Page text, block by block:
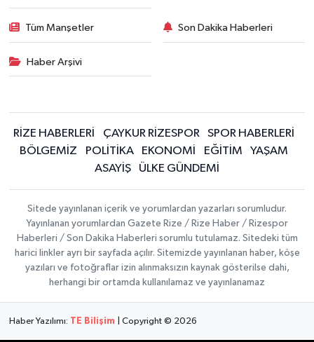
Tüm Manşetler Son Dakika Haberleri
Haber Arşivi
RİZE HABERLERİ ÇAYKUR RİZESPOR
SPOR HABERLERİ
BÖLGEMİZ
POLİTİKA EKONOMİ EĞİTİM
YAŞAM
ASAYİŞ
ÜLKE GÜNDEMİ
Sitede yayınlanan içerik ve yorumlardan yazarları sorumludur.
Yayınlanan yorumlardan Gazete Rize / Rize Haber / Rizespor
Haberleri / Son Dakika Haberleri sorumlu tutulamaz. Sitedeki tüm
harici linkler ayrı bir sayfada açılır. Sitemizde yayınlanan haber, köşe
yazıları ve fotoğraflar izin alınmaksızın kaynak gösterilse dahi,
herhangi bir ortamda kullanılamaz ve yayınlanamaz
Haber Yazılımı: TE Bilişim | Copyright © 2026